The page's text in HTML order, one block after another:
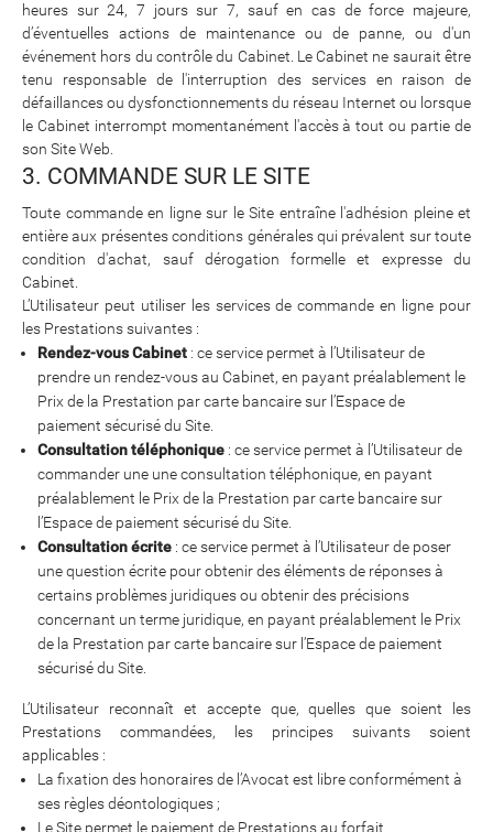
heures sur 24, 7 jours sur 7, sauf en cas de force majeure,
d’éventuelles actions de maintenance ou de panne, ou d'un
événement hors du contrôle du Cabinet. Le Cabinet ne saurait être
tenu responsable de l'interruption des services en raison de
défaillances ou dysfonctionnements du réseau Internet ou lorsque
le Cabinet interrompt momentanément l'accès à tout ou partie de
son Site Web.
3. COMMANDE SUR LE SITE
Toute commande en ligne sur le Site entraîne l'adhésion pleine et
entière aux présentes conditions générales qui prévalent sur toute
condition d'achat, sauf dérogation formelle et expresse du
Cabinet.
L’Utilisateur peut utiliser les services de commande en ligne pour
les Prestations suivantes :
Rendez-vous Cabinet : ce service permet à l’Utilisateur de
prendre un rendez-vous au Cabinet, en payant préalablement le
Prix de la Prestation par carte bancaire sur l’Espace de
paiement sécurisé du Site.
Consultation téléphonique : ce service permet à l’Utilisateur de
commander une une consultation téléphonique, en payant
préalablement le Prix de la Prestation par carte bancaire sur
l’Espace de paiement sécurisé du Site.
Consultation écrite : ce service permet à l’Utilisateur de poser
une question écrite pour obtenir des éléments de réponses à
certains problèmes juridiques ou obtenir des précisions
concernant un terme juridique, en payant préalablement le Prix
de la Prestation par carte bancaire sur l’Espace de paiement
sécurisé du Site.
L’Utilisateur reconnaît et accepte que, quelles que soient les
Prestations commandées, les principes suivants soient
applicables :
La fixation des honoraires de l’Avocat est libre conformément à
ses règles déontologiques ;
Le Site permet le paiement de Prestations au forfait